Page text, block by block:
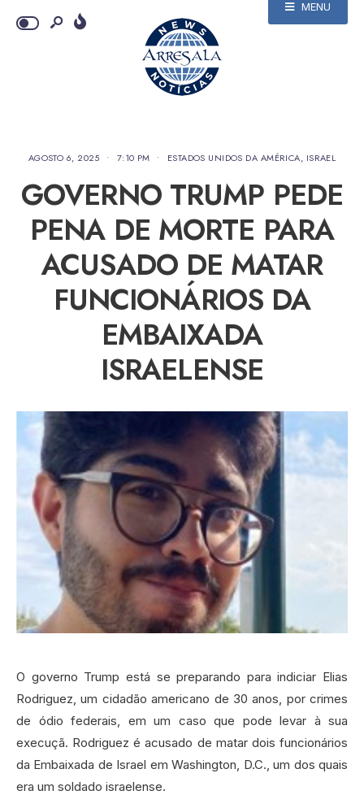
MENU
AGOSTO 6, 2025 • 7:10 PM • ESTADOS UNIDOS DA AMÉRICA, ISRAEL
GOVERNO TRUMP PEDE
PENA DE MORTE PARA
ACUSADO DE MATAR
FUNCIONÁRIOS DA
EMBAIXADA
ISRAELENSE
O governo Trump está se preparando para indiciar Elias
Rodriguez, um cidadão americano de 30 anos, por crimes
de ódio federais, em um caso que pode levar à sua
execuçã. Rodriguez é acusado de matar dois funcionários
da Embaixada de Israel em Washington, D.C., um dos quais
era um soldado israelense.